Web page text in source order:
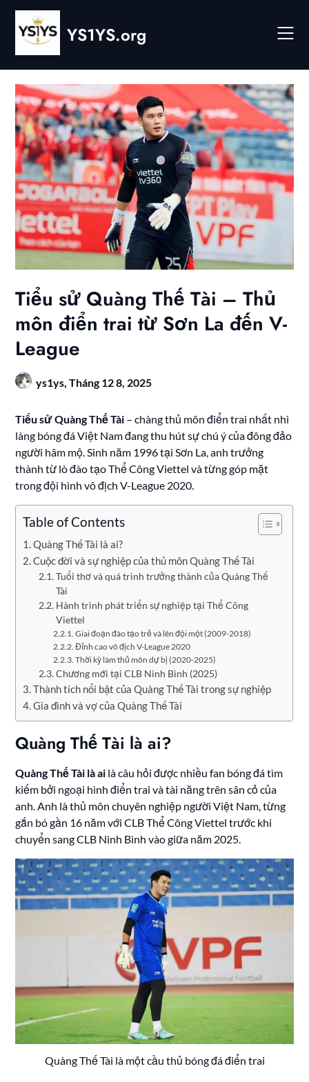
Skip
content
YS1YS.org
Tiểu sử Quàng Thế Tài – Thủ
môn điển trai từ Sơn La đến V-
League
ys1ys,Tháng 12 8, 2025
Tiểu sử Quàng Thế Tài – chàng thủ môn điển trai nhất nhì
làng bóng đá Việt Nam đang thu hút sự chú ý của đông đảo
người hâm mộ. Sinh năm 1996 tại Sơn La, anh trưởng
thành từ lò đào tạo Thể Công Viettel và từng góp mặt
trong đội hình vô địch V-League 2020.
Table of Contents
Quàng Thế Tài là ai?
Cuộc đời và sự nghiệp của thủ môn Quàng Thế Tài
Tuổi thơ và quá trình trưởng thành của Quàng Thế
Tài
Hành trình phát triển sự nghiệp tại Thể Công
Viettel
Giai đoạn đào tạo trẻ và lên đội một (2009-2018)
Đỉnh cao vô địch V-League 2020
Thời kỳ làm thủ môn dự bị (2020-2025)
Chương mới tại CLB Ninh Bình (2025)
Thành tích nổi bật của Quàng Thế Tài trong sự nghiệp
Gia đình và vợ của Quàng Thế Tài
Quàng Thế Tài là ai?
Quàng Thế Tài là ai là câu hỏi được nhiều fan bóng đá tìm
kiếm bởi ngoại hình điển trai và tài năng trên sân cỏ của
anh. Anh là thủ môn chuyên nghiệp người Việt Nam, từng
gắn bó gần 16 năm với CLB Thể Công Viettel trước khi
chuyển sang CLB Ninh Bình vào giữa năm 2025.
Quàng Thế Tài là một cầu thủ bóng đá điển trai